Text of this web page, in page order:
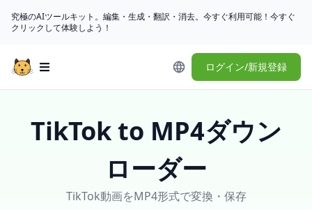
究極のAIツールキット。編集・生成・翻訳・消去。今すぐ利用可能！今すぐ
クリックして体験しよう！
Open main menu ログイン/新規登録
TikTok to MP4ダウン
ローダー
TikTok動画をMP4形式で変換・保存